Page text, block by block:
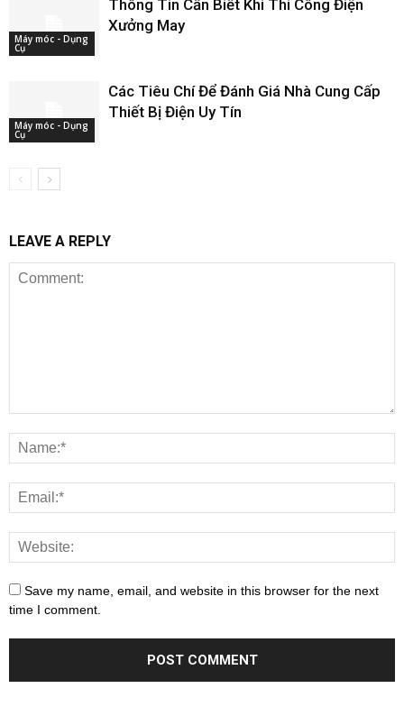
Máy móc - Dụng
Cụ
Thông Tin Cần Biết Khi Thi Công Điện
Xưởng May
Máy móc - Dụng
Cụ
Các Tiêu Chí Để Đánh Giá Nhà Cung Cấp
Thiết Bị Điện Uy Tín
LEAVE A REPLY
Save my name, email, and website in this browser for the next
time I comment.